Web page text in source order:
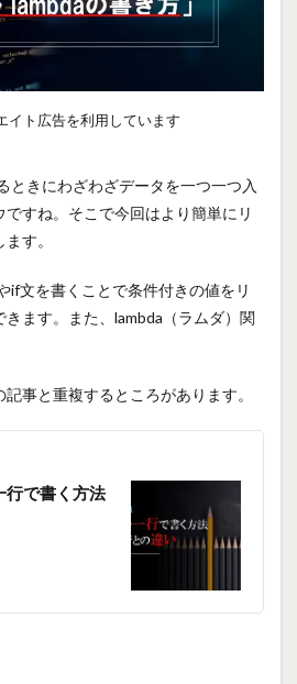
ト広告を利用しています
ときにわざわざデータを一つ一つ入
すね。そこで今回はより簡単にリ
す。
if文を書くことで条件付きの値をリ
ます。また、lambda（ラムダ）関
事と重複するところがあります。
で書く方法